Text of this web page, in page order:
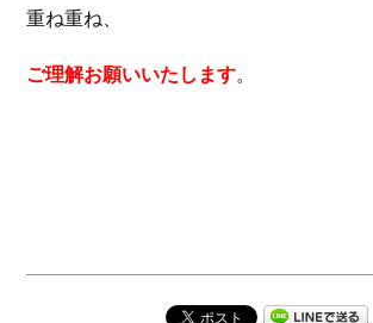
重ね重ね、
ご理解お願いいたします。